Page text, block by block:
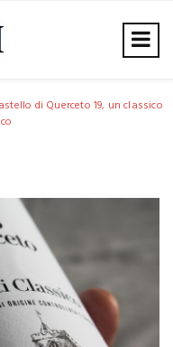
di Querceto 19, un classico